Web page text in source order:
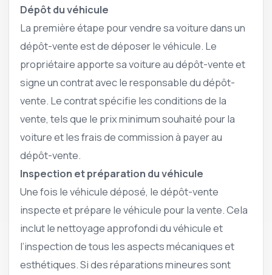
Dépôt du véhicule
La première étape pour vendre sa voiture dans un
dépôt-vente est de déposer le véhicule. Le
propriétaire apporte sa voiture au dépôt-vente et
signe un contrat avec le responsable du dépôt-
vente. Le contrat spécifie les conditions de la
vente, tels que le prix minimum souhaité pour la
voiture et les frais de commission à payer au
dépôt-vente.
Inspection et préparation du véhicule
Une fois le véhicule déposé, le dépôt-vente
inspecte et prépare le véhicule pour la vente. Cela
inclut le nettoyage approfondi du véhicule et
l’inspection de tous les aspects mécaniques et
esthétiques. Si des réparations mineures sont